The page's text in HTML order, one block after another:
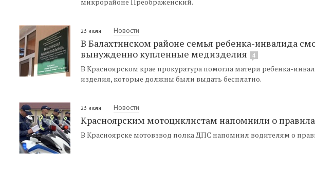
23 июля Новости
В Балахтинском районе семья ребенка-инвалида
вынужденно купленные медизделия
4
В Красноярском крае прокуратура помогла матери ребенка-
изделия, которые должны были выдать бесплатно.
23 июля Новости
Красноярским мотоциклистам напомнили о
В Красноярске мотовзвод полка ДПС напомнил водителям о